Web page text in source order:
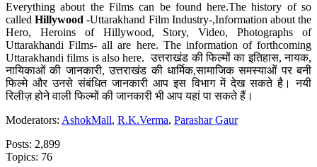
Everything about the Films can be found here.The history of so
calledHillywood-Uttarakhand Film Industry-,Information about the
Hero, Heroins of Hillywood, Story, Video, Photographs of
Uttarakhandi Films- all are here. The information of forthcoming
Uttarakhandi films is also here. उत्तराखंड की फिल्मों का इतिहास, नायक,
नायिकाओं की जानकारी, उत्तराखंड की धार्मिक,सामाजिक समस्याओं पर बनी
फिल्मे और उनसे संबंधित जानकारी आप इस विभाग में देख सकते है। नयी
रिलीज़ होने वाली फिल्मों की जानकारी भी आप यहां पा सकते हैं।
Moderators: AshokMall, R.K.Verma, Parashar Gaur
Posts: 2,899
Topics: 76